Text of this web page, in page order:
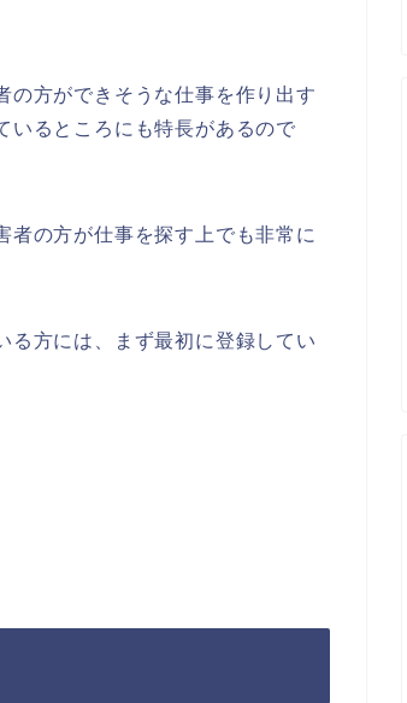
の方ができそうな仕事を作り出す
いるところにも特長があるので
者の方が仕事を探す上でも非常に
る方には、まず最初に登録してい